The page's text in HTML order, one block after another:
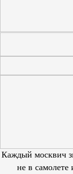
Каждый москвич
не в самолете